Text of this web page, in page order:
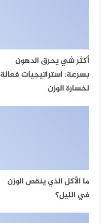
أكثر شي يحرق الدهون
بسرعة: استراتيجيات فعالة
لخسارة الوزن
ما الأكل الذي ينقص الوزن
في الليل؟